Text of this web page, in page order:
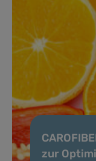
zur